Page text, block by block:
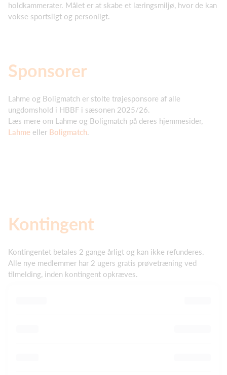
holdkammerater. Målet er at skabe et læringsmiljø, hvor de kan
vokse sportsligt og personligt.
Sponsorer
Lahme og Boligmatch er stolte trøjesponsore af alle
ungdomshold i HBBF i sæsonen 2025/26.
Læs mere om Lahme og Boligmatch på deres hjemmesider,
Lahme eller Boligmatch.
Kontingent
Kontingentet betales 2 gange årligt og kan ikke refunderes.
Alle nye medlemmer har 2 ugers gratis prøvetræning ved
tilmelding, inden kontingent opkræves.